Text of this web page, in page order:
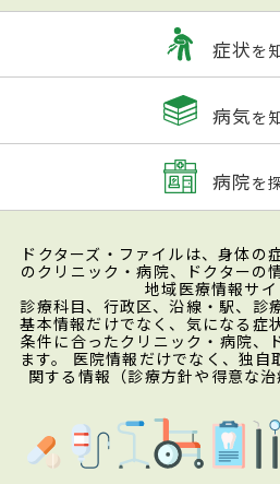
症状を
病気を
病院を
ドクターズ・ファイルは、身体の
のクリニック・病院、ドクターの
地域医療情報サイ
診療科目、行政区、沿線・駅、診
基本情報だけでなく、気になる症
条件に合ったクリニック・病院、
ます。 医院情報だけでなく、独自
関する情報（診療方針や得意な治